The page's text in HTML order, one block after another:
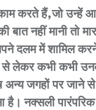
काम करते हैं,जो
नहीं मानी तो
दलम में शामिल
लेकर कभी कभी
जगहों पर जाने से
नक्सली